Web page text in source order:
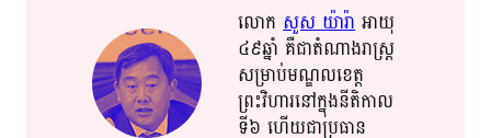
លោក​សួស​ យ៉ា​រ៉ា​អាយុ​​
៤៩​​ឆ្នាំ​​ គឺ​​​ជា​​តំណាង​​រាស្ត្រ​​
សម្រាប់​មណ្ឌល​​ខេត្ត​​
ព្រះវិហារ​​នៅក្នុង​នីតិកាល​​
ទី​​៦​ ហើយ​​ជា​ប្រធាន​